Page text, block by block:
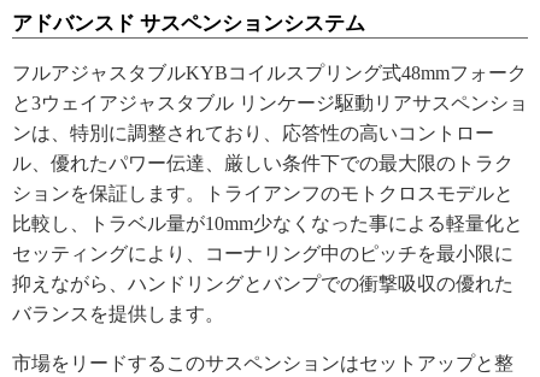
アドバンスド サスペンションシステム
フルアジャスタブルKYBコイルスプリング式48mmフォーク
と3ウェイアジャスタブル リンケージ駆動リアサスペンショ
ンは、特別に調整されており、応答性の高いコントロー
ル、優れたパワー伝達、厳しい条件下での最大限のトラク
ションを保証します。トライアンフのモトクロスモデルと
比較し、トラベル量が10mm少なくなった事による軽量化と
セッティングにより、コーナリング中のピッチを最小限に
抑えながら、ハンドリングとバンプでの衝撃吸収の優れた
バランスを提供します。
市場をリードするこのサスペンションはセットアップと整